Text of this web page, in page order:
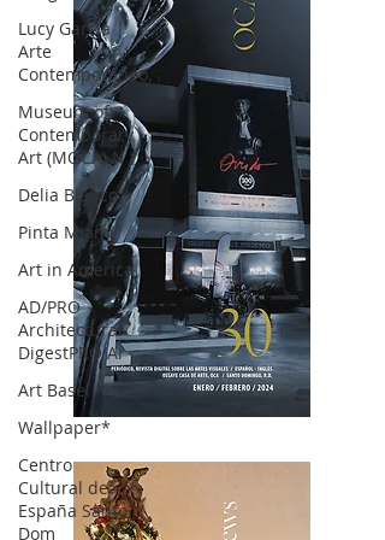
Lucy García |
Arte
Contemporáneo.
Museum of
Contemporary
Art (MOCA) N
Delia Blanco
Pinta Miami
Art in America
AD/PRO
Architectural
DigestPRO Ar
Art Basel
Wallpaper*
Centro
Cultural de
España Santo
Dom
OCA|News 30 /Enero-Febrero / 2024